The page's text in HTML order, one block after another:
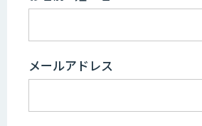
メールアドレス